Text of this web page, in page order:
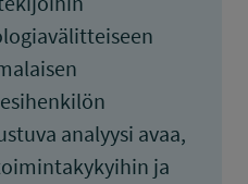
analyysi avaa,
ja